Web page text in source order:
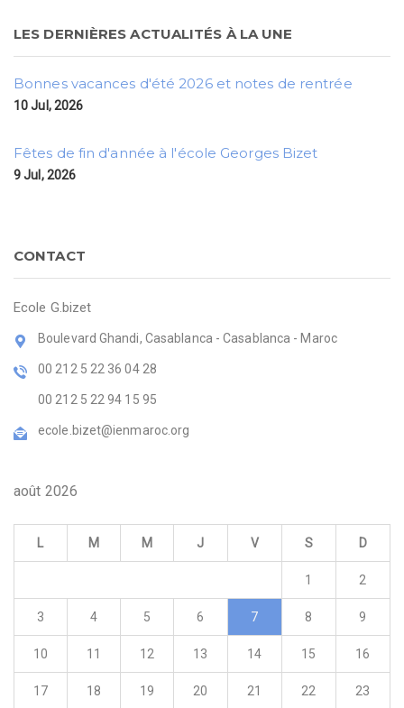
LES DERNIÈRES ACTUALITÉS À LA UNE
Bonnes vacances d'été 2026 et notes de rentrée
10 Jul, 2026
Fêtes de fin d'année à l'école Georges Bizet
9 Jul, 2026
CONTACT
Ecole G.bizet
Boulevard Ghandi, Casablanca - Casablanca - Maroc
00 212 5 22 36 04 28
00 212 5 22 94 15 95
ecole.bizet@ienmaroc.org
août 2026
L M M J V S D
1 2
3 4 5 6 7 8 9
10 11 12 13 14 15 16
17 18 19 20 21 22 23